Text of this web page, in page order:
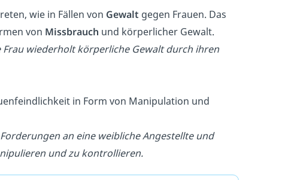
wie in Fällen von Gewalt gegen Frauen. Das
von Missbrauch und körperlicher Gewalt.
wiederholt körperliche Gewalt durch ihren
in Form von Manipulation und
an eine weibliche Angestellte und
und zu kontrollieren.